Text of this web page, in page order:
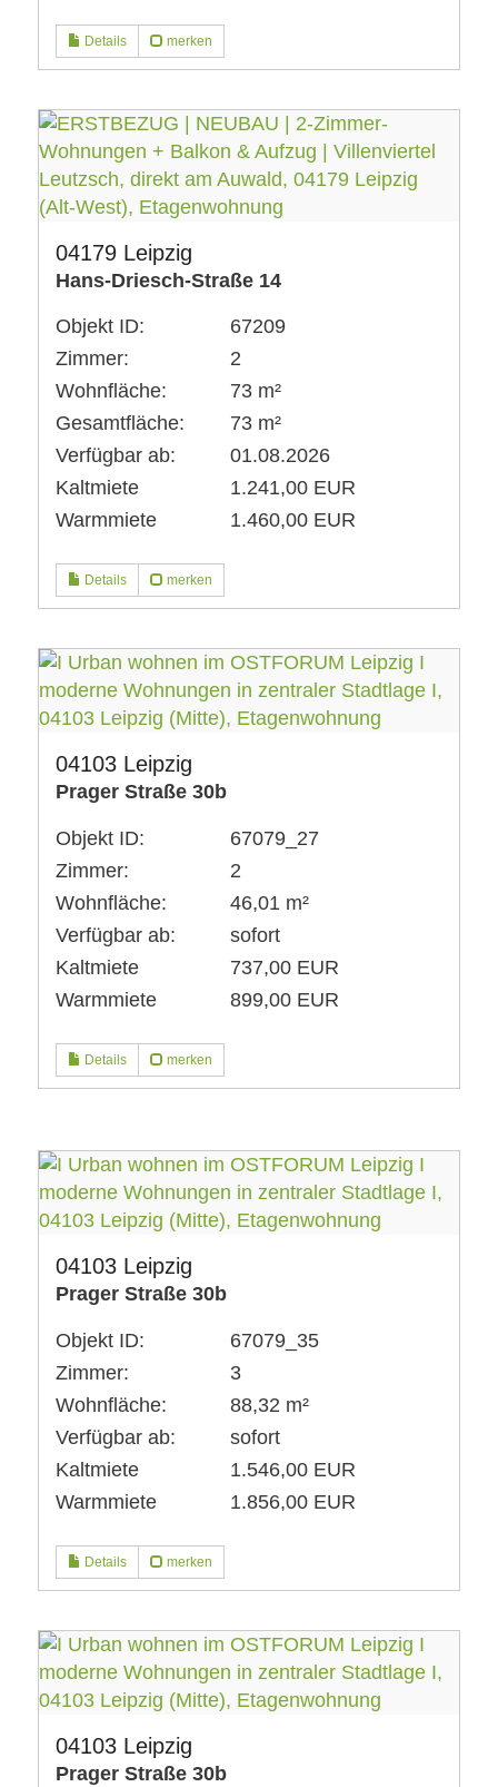
Details merken
04179 Leipzig
Hans-Driesch-Straße 14
Objekt ID:
67209
Zimmer:
2
Wohnfläche:
73 m²
Gesamtfläche:
73 m²
Verfügbar ab:
01.08.2026
Kaltmiete
1.241,00 EUR
Warmmiete
1.460,00 EUR
Details merken
04103 Leipzig
Prager Straße 30b
Objekt ID:
67079_27
Zimmer:
2
Wohnfläche:
46,01 m²
Verfügbar ab:
sofort
Kaltmiete
737,00 EUR
Warmmiete
899,00 EUR
Details merken
04103 Leipzig
Prager Straße 30b
Objekt ID:
67079_35
Zimmer:
3
Wohnfläche:
88,32 m²
Verfügbar ab:
sofort
Kaltmiete
1.546,00 EUR
Warmmiete
1.856,00 EUR
Details merken
04103 Leipzig
Prager Straße 30b